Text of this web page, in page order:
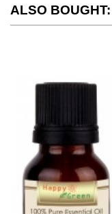
ALSO BOUGHT: